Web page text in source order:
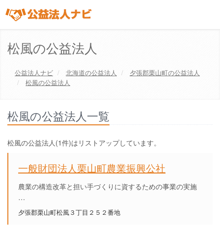
松風の公益法人
公益法人ナビ 北海道の公益法人 夕張郡栗山町の公益法人
松風の公益法人
松風の公益法人一覧
松風の公益法人(1件)はリストアップしています。
一般財団法人栗山町農業振興公社
農業の構造改革と担い手づくりに資するための事業の実施
…
夕張郡栗山町松風３丁目２５２番地